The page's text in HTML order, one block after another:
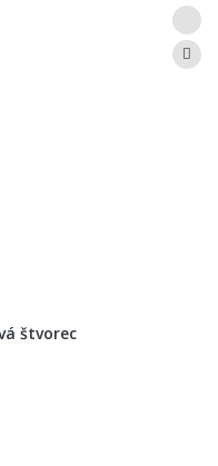
štvorec